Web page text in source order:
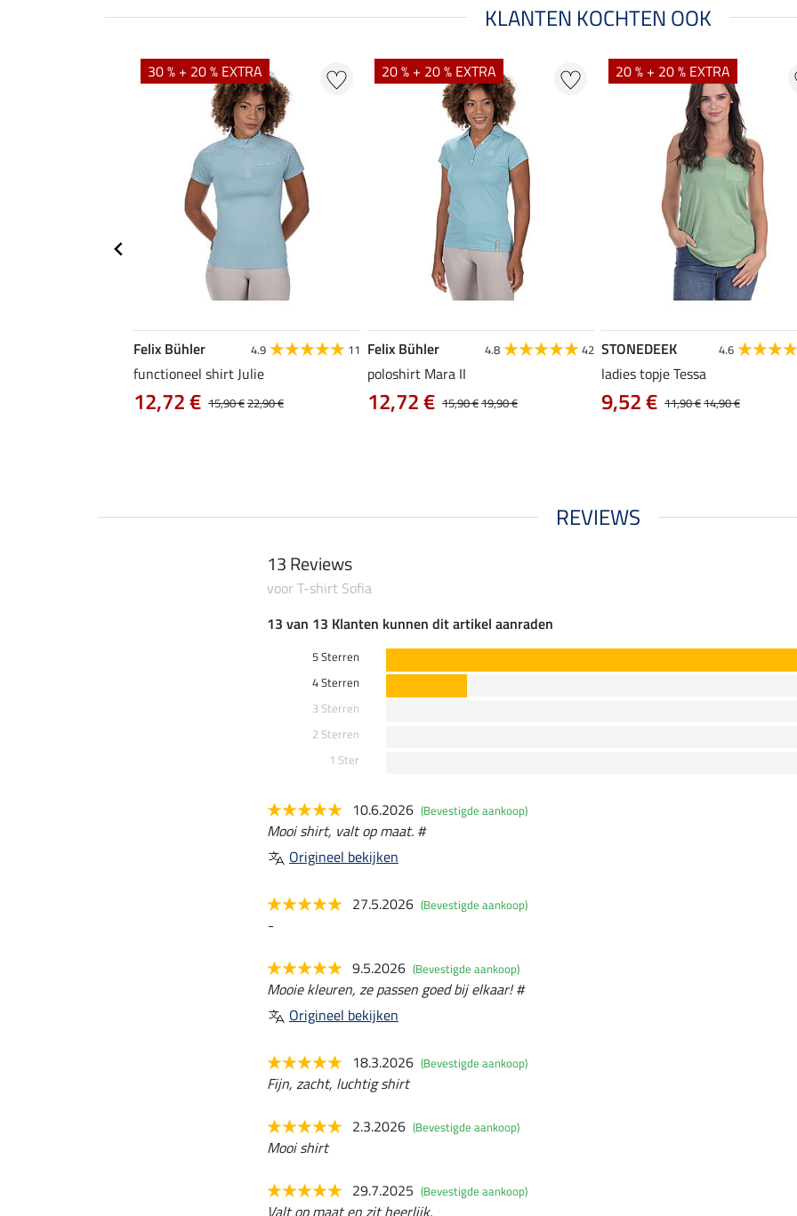
KLANTEN KOCHTEN OOK
30 % + 20 % EXTRA
Felix Bühler 4.9 11
functioneel shirt Julie
15,90 €22,90 €
12,72 €
20 % + 20 % EXTRA
Felix Bühler 4.8 42
poloshirt Mara II
15,90 €19,90 €
12,72 €
20 % + 20 % EXTRA
STONEDEEK 4.6
ladies topje Tessa
11,90 €14,90 €
9,52 €
REVIEWS
13 Reviews
voor T-shirt Sofia
13 van 13 Klanten kunnen dit artikel aanraden
5 Sterren
4 Sterren
3 Sterren
2 Sterren
1 Ster
10.6.2026 (Bevestigde aankoop)
Mooi shirt, valt op maat. #
Origineel bekijken
27.5.2026 (Bevestigde aankoop)
-
9.5.2026 (Bevestigde aankoop)
Mooie kleuren, ze passen goed bij elkaar! #
Origineel bekijken
18.3.2026 (Bevestigde aankoop)
Fijn, zacht, luchtig shirt
2.3.2026 (Bevestigde aankoop)
Mooi shirt
29.7.2025 (Bevestigde aankoop)
Valt op maat en zit heerlijk.